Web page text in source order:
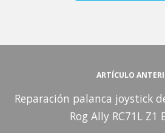
ARTÍCULO
Reparación palanca joystick
Rog Ally RC71L Z1